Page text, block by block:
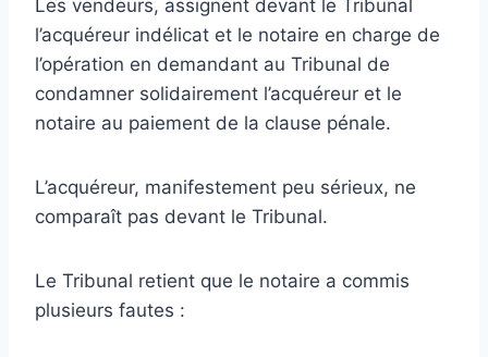
Les vendeurs, assignent devant le Tribunal
l’acquéreur indélicat et le notaire en charge de
l’opération en demandant au Tribunal de
condamner solidairement l’acquéreur et le
notaire au paiement de la clause pénale.
L’acquéreur, manifestement peu sérieux, ne
comparaît pas devant le Tribunal.
Le Tribunal retient que le notaire a commis
plusieurs fautes :